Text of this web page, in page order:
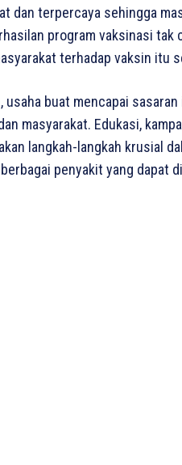
dan terpercaya sehingga
program vaksinasi
terhadap vaksin itu
usaha buat mencapai
masyarakat. Edukasi,
langkah-langkah krusial
penyakit yang dapat